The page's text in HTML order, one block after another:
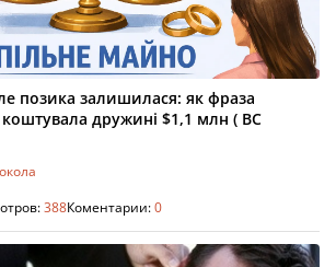
позика залишилася: як фраза
дружині $1,1 млн ( ВС
388Коментарии:0